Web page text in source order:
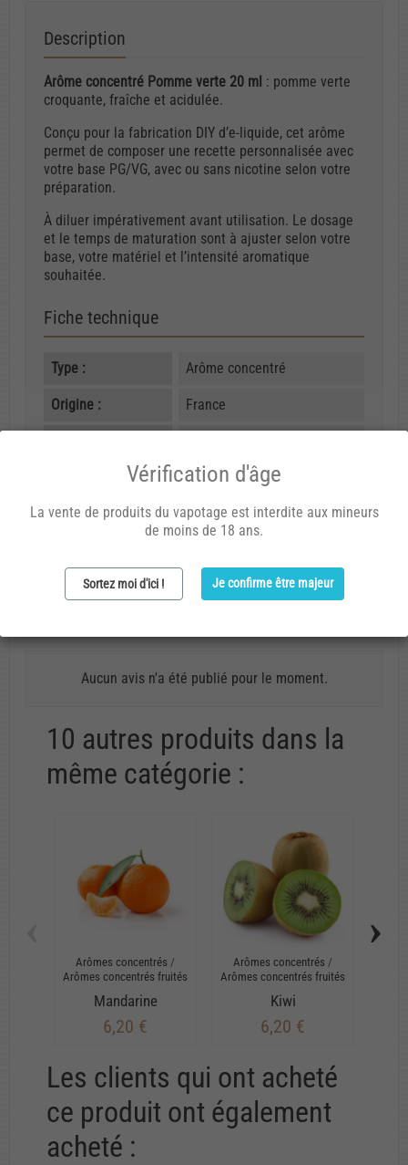
Description
Arôme concentré Pomme verte 20 ml : pomme verte
croquante, fraîche et acidulée.
Conçu pour la fabrication DIY d’e-liquide, cet arôme
permet de composer une recette personnalisée avec
votre base PG/VG, avec ou sans nicotine selon votre
préparation.
À diluer impérativement avant utilisation. Le dosage
et le temps de maturation sont à ajuster selon votre
base, votre matériel et l’intensité aromatique
souhaitée.
Fiche technique
Type : Arôme concentré
Origine : France
060
Avis (0)
Aucun avis n'a été publié pour le moment.
10 autres produits dans la
même catégorie :
Arômes concentrés /
Arômes concentrés fruités
Mandarine
6,20 €
Arômes concentrés /
Arômes concentrés fruités
Kiwi
6,20 €
›
Les clients qui ont acheté
ce produit ont également
acheté :
Vérification d'âge
La vente de produits du vapotage est interdite aux mineurs
de moins de 18 ans.
Sortez moi d'ici ! Je confirme être majeur